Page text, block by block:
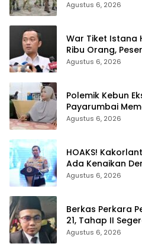
Yonif TP di
Agustus 6, 2026
War Tiket Istana
Ribu Orang,
Negara
Agustus 6, 2026
Polemik Kebun
Payarumbai
Dikelola Agrinas
Agustus 6, 2026
HOAKS!
Ada Kenaikan
Tilang Manual
Agustus 6, 2026
Berkas Perkara
21, Tahap II
Kejaksaan
Agustus 6, 2026